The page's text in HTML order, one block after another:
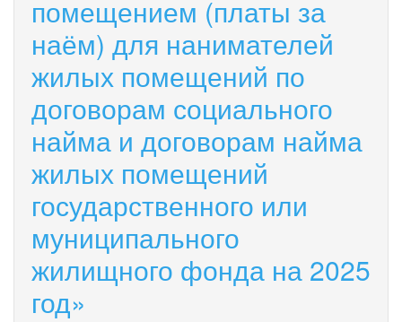
помещений
государственного
или
жилищного
фонда
на
2026
год»
метра
площади
жилого
помещения
в
округе
Палана»
на
2025
год
помещением (платы за
наём) для нанимателей
жилых помещений по
договорам социального
найма и договорам найма
жилых помещений
государственного или
муниципального
жилищного фонда на 2025
год»